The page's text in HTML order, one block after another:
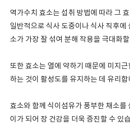
역가수치 효소는 섭취 방법에 따라 그
일반적으로 식사 도중이나 식사 직후에
소가 가장 잘 섞여 분해 작용을 극대화
또한 효소는 열에 약하기 때문에 미지
하는 것이 활성도를 유지하는 데 유리합
효소와 함께 식이섬유가 풍부한 채소를
이가 되어 장 건강을 더욱 증진할 수 있